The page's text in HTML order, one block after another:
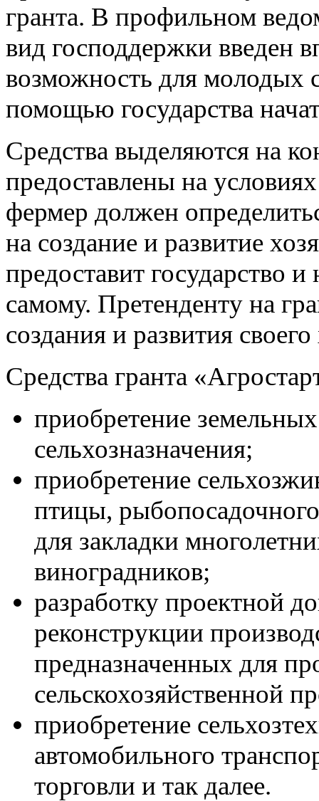
гранта. В профильном
вид господдержки введен
возможность для молодых
помощью государства
Средства выделяются на
предоставлены на
фермер должен
на создание и развитие
предоставит государство
самому. Претенденту на
создания и развития своего
Средства гранта
приобретение
сельхозназначения;
приобретение
птицы,
для закладки
виноградников;
разработку проектной
реконструкции
предназначенных для
сельскохозяйственной
приобретение
автомобильного
торговли и так далее.